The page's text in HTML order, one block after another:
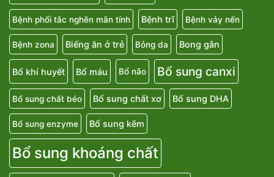
Bệnh phổi tắc nghẽn mãn tính Bệnh trĩ Bệnh vảy nến
Bệnh zona Biếng ăn ở trẻ Bỏng da Bong gân
Bổ khí huyết Bổ máu Bổ não Bổ sung canxi
Bổ sung chất béo Bổ sung chất xơ Bổ sung DHA
Bổ sung enzyme Bổ sung kẽm
Bổ sung khoáng chất